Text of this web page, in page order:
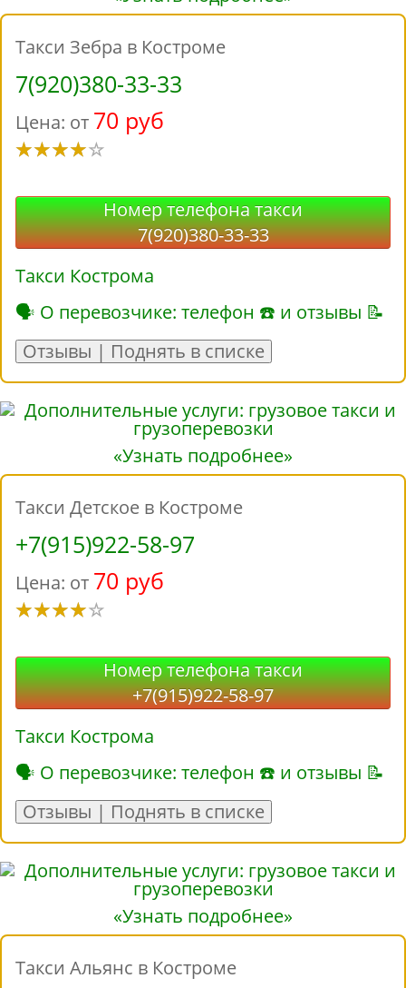
Такси Зебра в Костроме
7(920)380-33-33
Цена: от 70 руб
Номер телефона такси
7(920)380-33-33
Такси Кострома
🗣 О перевозчике: телефон ☎ и отзывы 📝
Отзывы | Поднять в списке
«Узнать подробнее»
Такси Детское в Костроме
+7(915)922-58-97
Цена: от 70 руб
Номер телефона такси
+7(915)922-58-97
Такси Кострома
🗣 О перевозчике: телефон ☎ и отзывы 📝
Отзывы | Поднять в списке
«Узнать подробнее»
Такси Альянс в Костроме